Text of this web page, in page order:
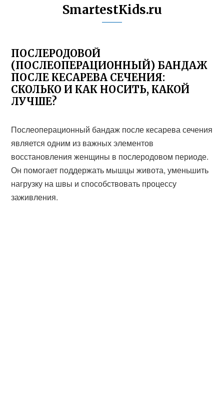
SmartestKids.ru
ПОСЛЕРОДОВОЙ
(ПОСЛЕОПЕРАЦИОННЫЙ) БАНДАЖ
ПОСЛЕ КЕСАРЕВА СЕЧЕНИЯ:
СКОЛЬКО И КАК НОСИТЬ, КАКОЙ
ЛУЧШЕ?
Послеоперационный бандаж после кесарева сечения
является одним из важных элементов
восстановления женщины в послеродовом периоде.
Он помогает поддержать мышцы живота, уменьшить
нагрузку на швы и способствовать процессу
заживления.